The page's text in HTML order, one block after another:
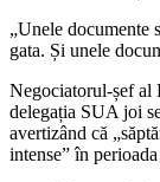
„Unele documente
gata. Și unele
Negociatorul-șef al
delegația SUA joi
avertizând că
intense” în